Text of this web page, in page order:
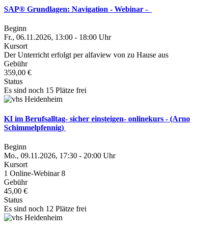
SAP® Grundlagen: Navigation - Webinar -
Beginn
Fr., 06.11.2026, 13:00 - 18:00 Uhr
Kursort
Der Unterricht erfolgt per alfaview von zu Hause aus
Gebühr
359,00 €
Status
Es sind noch 15 Plätze frei
KI im Berufsalltag- sicher einsteigen- onlinekurs - (Arno
Schimmelpfennig)
Beginn
Mo., 09.11.2026, 17:30 - 20:00 Uhr
Kursort
1 Online-Webinar 8
Gebühr
45,00 €
Status
Es sind noch 12 Plätze frei